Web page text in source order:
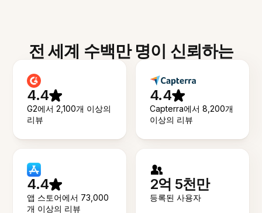
전 세계 수백만 명이 신뢰하는
4.4
G2에서 2,100개 이상의
리뷰
4.4
Capterra에서 8,200개
이상의 리뷰
4.4
앱 스토어에서 73,000
개 이상의 리뷰
2억 5천만
등록된 사용자